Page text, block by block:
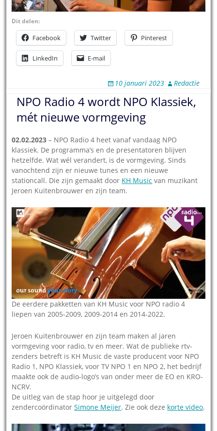
Dit delen:
Facebook Twitter Pinterest
LinkedIn E-mail
10 januari 2023 Redactie
NPO Radio 4 wordt NPO Klassiek,
mét nieuwe vormgeving
02.02.2023 – NPO Radio 4 heet vanaf vandaag NPO
klassiek. De programma’s en de presentatoren blijven
hetzelfde. Wat wél verandert, is de vormgeving. Sinds
vanochtend zijn er nieuwe tunes en een nieuwe
stationcall. Die zijn gemaakt door KH Music van muzikant
Jeroen Kuitenbrouwer en zijn team.
De eerdere pakketten van KH Music voor NPO radio 4
liepen van 2005-2009, 2009-2014 en 2014-2022.
Jeroen Kuitenbrouwer en zijn team maken al jaren
vormgeving voor radio, tv en meer. Wat de publieke rtv-
zenders betreft is KH Music de vaste producent voor NPO
Radio 1, NPO Klassiek, voor TV NPO 1 en NPO 2, het bedrijf
maakte ook de audio-logo’s van onder meer de EO en KRO-
NCRV.
De uitleg van de stap hoor je uitgelegd door
zendercoördinatorSimone Meijer. Zie ook deze korte video.